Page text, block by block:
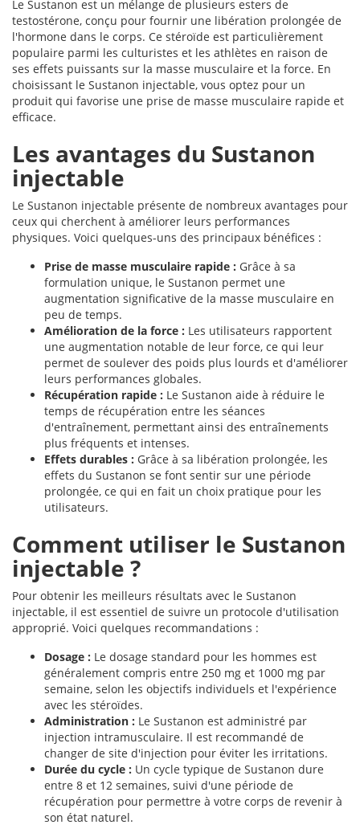
Le Sustanon est un mélange de plusieurs esters de
testostérone, conçu pour fournir une libération prolongée de
l'hormone dans le corps. Ce stéroïde est particulièrement
populaire parmi les culturistes et les athlètes en raison de
ses effets puissants sur la masse musculaire et la force. En
choisissant le Sustanon injectable, vous optez pour un
produit qui favorise une prise de masse musculaire rapide et
efficace.
Les avantages du Sustanon
injectable
Le Sustanon injectable présente de nombreux avantages pour
ceux qui cherchent à améliorer leurs performances
physiques. Voici quelques-uns des principaux bénéfices :
Prise de masse musculaire rapide : Grâce à sa
formulation unique, le Sustanon permet une
augmentation significative de la masse musculaire en
peu de temps.
Amélioration de la force : Les utilisateurs rapportent
une augmentation notable de leur force, ce qui leur
permet de soulever des poids plus lourds et d'améliorer
leurs performances globales.
Récupération rapide : Le Sustanon aide à réduire le
temps de récupération entre les séances
d'entraînement, permettant ainsi des entraînements
plus fréquents et intenses.
Effets durables : Grâce à sa libération prolongée, les
effets du Sustanon se font sentir sur une période
prolongée, ce qui en fait un choix pratique pour les
utilisateurs.
Comment utiliser le Sustanon
injectable ?
Pour obtenir les meilleurs résultats avec le Sustanon
injectable, il est essentiel de suivre un protocole d'utilisation
approprié. Voici quelques recommandations :
Dosage : Le dosage standard pour les hommes est
généralement compris entre 250 mg et 1000 mg par
semaine, selon les objectifs individuels et l'expérience
avec les stéroïdes.
Administration : Le Sustanon est administré par
injection intramusculaire. Il est recommandé de
changer de site d'injection pour éviter les irritations.
Durée du cycle : Un cycle typique de Sustanon dure
entre 8 et 12 semaines, suivi d'une période de
récupération pour permettre à votre corps de revenir à
son état naturel.